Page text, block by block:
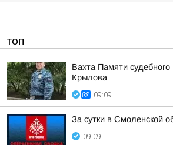
ТОП
Вахта Памяти
Крылова
09:09
За сутки в Смоленской
09:09